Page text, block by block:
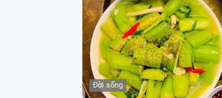
Đời sống